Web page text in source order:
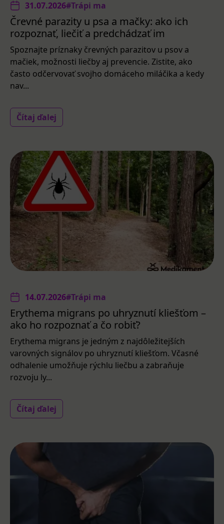
31.07.2026#Trápi ma
Črevné parazity u psa a mačky: ako ich
rozpoznať, liečiť a predchádzať im
Spoznajte príznaky črevných parazitov u psov a
mačiek, možnosti liečby aj prevencie. Zistite, ako
často odčervovať svojho domáceho miláčika a kedy
nav...
Čítaj ďalej
14.07.2026#Trápi ma
Erythema migrans po uhryznutí kliešťom –
ako ho rozpoznať a čo robiť?
Erythema migrans je jedným z najdôležitejších
varovných signálov po uhryznutí kliešťom. Včasné
odhalenie umožňuje rýchlu liečbu a zabraňuje
rozvoju ly...
Čítaj ďalej